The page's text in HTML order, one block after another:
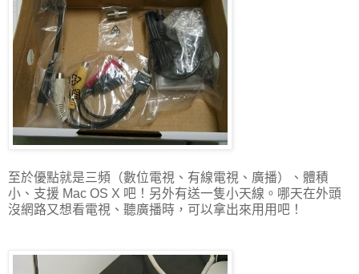
至於優點就是三頻（數位電視、有線電視、廣播）、體積
小、支援 Mac OS X 吧！另外有送一隻小天線。哪天在外頭
沒網路又想看電視、聽廣播時，可以拿出來用用吧！